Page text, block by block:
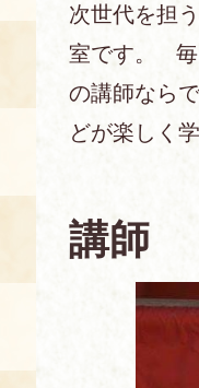
あ
京の
FAQ
キャ
食
展示
次世代を担
室です。 毎
の講師なら
どが楽しく
講師